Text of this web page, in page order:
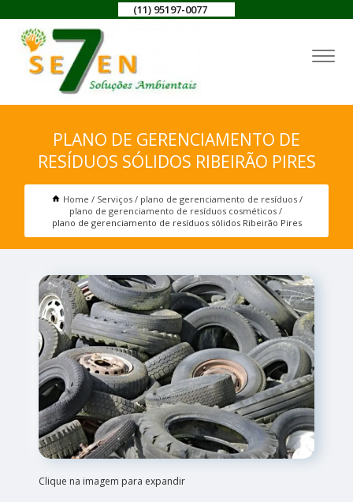
(11) 95197-0077
PLANO DE GERENCIAMENTO DE
RESÍDUOS SÓLIDOS RIBEIRÃO PIRES
Home Serviços
plano de gerenciamento de resíduos
plano de gerenciamento de resíduos cosméticos
plano de gerenciamento de resíduos sólidos Ribeirão Pires
Clique na imagem para expandir